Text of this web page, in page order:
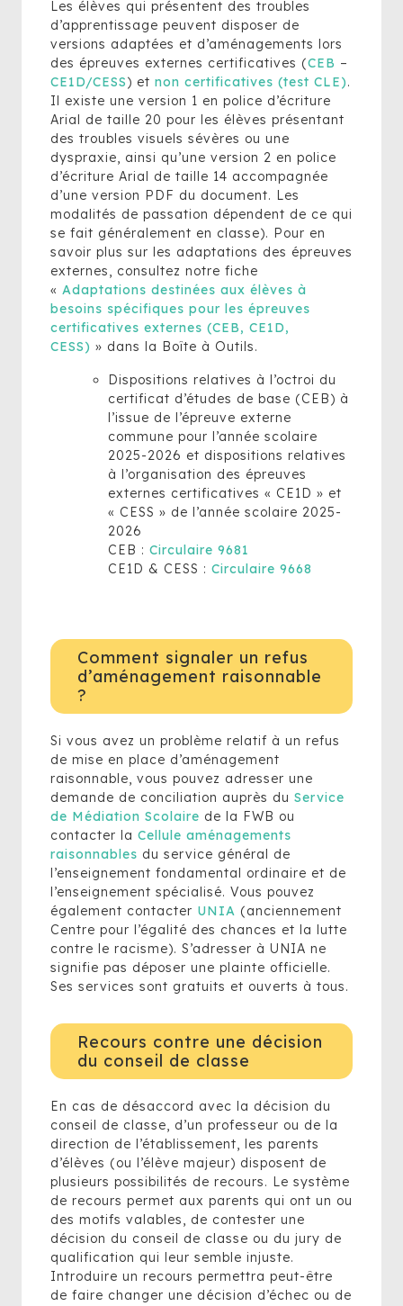
Les élèves qui présentent des troubles
d’apprentissage peuvent disposer de
versions adaptées et d’aménagements lors
des épreuves externes certificatives (CEB –
CE1D/CESS) et non certificatives (test CLE).
Il existe une version 1 en police d’écriture
Arial de taille 20 pour les élèves présentant
des troubles visuels sévères ou une
dyspraxie, ainsi qu’une version 2 en police
d’écriture Arial de taille 14 accompagnée
d’une version PDF du document. Les
modalités de passation dépendent de ce qui
se fait généralement en classe). Pour en
savoir plus sur les adaptations des épreuves
externes, consultez notre fiche
« Adaptations destinées aux élèves à
besoins spécifiques pour les épreuves
certificatives externes (CEB, CE1D,
CESS) » dans la Boîte à Outils.
Dispositions relatives à l’octroi du
certificat d’études de base (CEB) à
l’issue de l’épreuve externe
commune pour l’année scolaire
2025-2026 et dispositions relatives
à l’organisation des épreuves
externes certificatives « CE1D » et
« CESS » de l’année scolaire 2025-
2026
CEB : Circulaire 9681
CE1D & CESS : Circulaire 9668
Comment signaler un refus
d’aménagement raisonnable
?
Si vous avez un problème relatif à un refus
de mise en place d’aménagement
raisonnable, vous pouvez adresser une
demande de conciliation auprès du Service
de Médiation Scolaire de la FWB ou
contacter la Cellule aménagements
raisonnables du service général de
l’enseignement fondamental ordinaire et de
l’enseignement spécialisé. Vous pouvez
également contacter UNIA (anciennement
Centre pour l’égalité des chances et la lutte
contre le racisme). S’adresser à UNIA ne
signifie pas déposer une plainte officielle.
Ses services sont gratuits et ouverts à tous.
Recours contre une décision
du conseil de classe
En cas de désaccord avec la décision du
conseil de classe, d’un professeur ou de la
direction de l’établissement, les parents
d’élèves (ou l’élève majeur) disposent de
plusieurs possibilités de recours. Le système
de recours permet aux parents qui ont un ou
des motifs valables, de contester une
décision du conseil de classe ou du jury de
qualification qui leur semble injuste.
Introduire un recours permettra peut-être
de faire changer une décision d’échec ou de